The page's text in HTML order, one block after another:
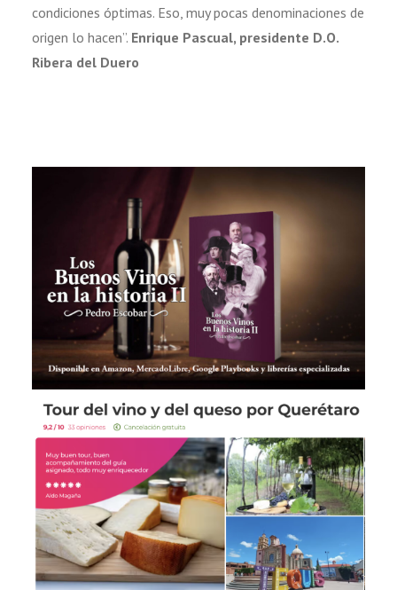
condiciones óptimas. Eso, muy pocas denominaciones de
origen lo hacen”. Enrique Pascual, presidente D.O.
Ribera del Duero